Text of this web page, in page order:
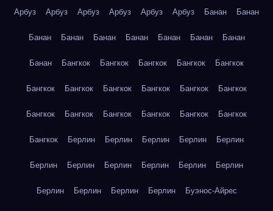
Арбуз Арбуз Арбуз Арбуз Арбуз Арбуз Банан Банан
Банан Банан Банан Банан Банан Банан Банан
Банан Бангкок Бангкок Бангкок Бангкок Бангкок
Бангкок Бангкок Бангкок Бангкок Бангкок Бангкок
Бангкок Бангкок Бангкок Бангкок Бангкок Бангкок
Бангкок Берлин Берлин Берлин Берлин Берлин
Берлин Берлин Берлин Берлин Берлин Берлин
Берлин Берлин Берлин Берлин Буэнос-Айрес